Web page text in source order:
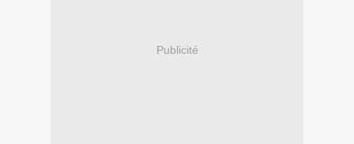
Publicité